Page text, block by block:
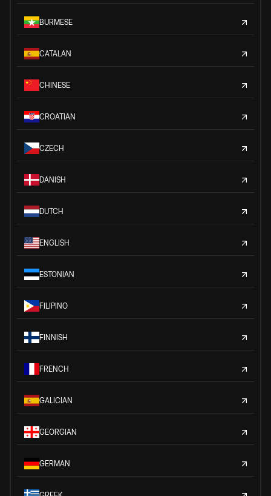
BURMESE
CATALAN
CHINESE
CROATIAN
CZECH
DANISH
DUTCH
ENGLISH
ESTONIAN
FILIPINO
FINNISH
FRENCH
GALICIAN
GEORGIAN
GERMAN